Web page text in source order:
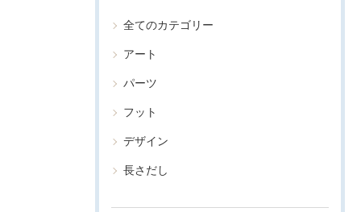
全てのカテゴリー
アート
パーツ
フット
デザイン
長さだし